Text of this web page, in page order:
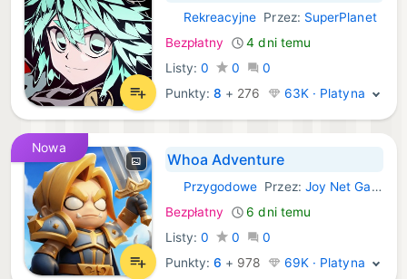
iOS Gry:
Rekreacyjne Przez: SuperPlanet
Bezpłatny
4 dni temu
Listy: 0 0
0
Punkty:8 + 276 63K · Platyna
Nowa
Whoa Adventure
iOS Gry:
Przygodowe Przez: Joy Net Games
Bezpłatny
6 dni temu
Listy: 0 0
0
Punkty:6 + 978 69K · Platyna